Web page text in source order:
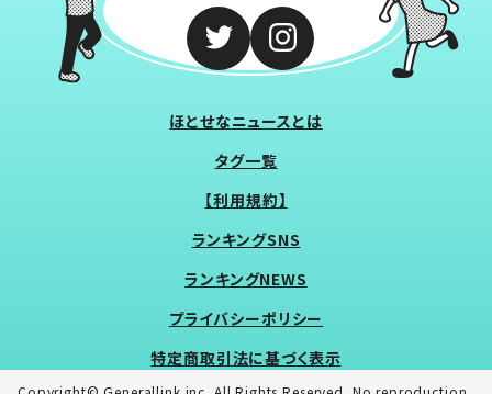
ほとせなニュースとは
タグ一覧
【利用規約】
ランキングSNS
ランキングNEWS
プライバシーポリシー
特定商取引法に基づく表示